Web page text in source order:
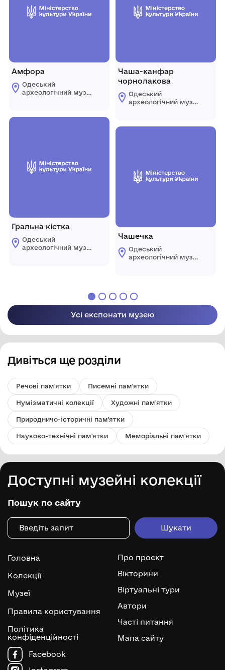
Амфора
Одеський
археологічний музей
України
Гральна кістка
Одеський
археологічний музей
Чаша-канфар
чорнолакова
Одеський
археологічний музей
України
Чашечка
Одеський
археологічний музей
Усі експонати музею
Дивіться ще розділи
Речові пам'ятки Писемні пам'ятки
Нумізматичні колекції Художні пам'ятки
Природничо-історичні пам'ятки
Науково-технічні пам'ятки Меморіальні пам'ятки
Доступні музейні колекції
Пошук по сайту
Головна
Колекції
Музеї
Правила користування
Політика
конфіденційності
Про проєкт
Вікторини
Віртуальні тури
Автори
Часті питання
Мапа сайту
Facebook